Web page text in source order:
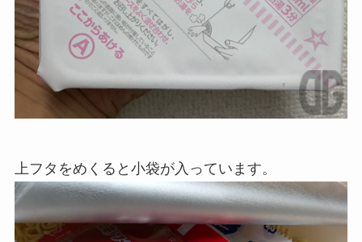
上フタをめくると小袋が入っています。